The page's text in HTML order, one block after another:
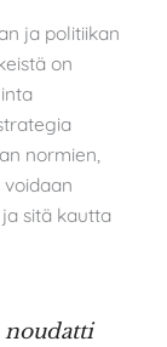
ja politiikan
on
normien,
sitä kautta